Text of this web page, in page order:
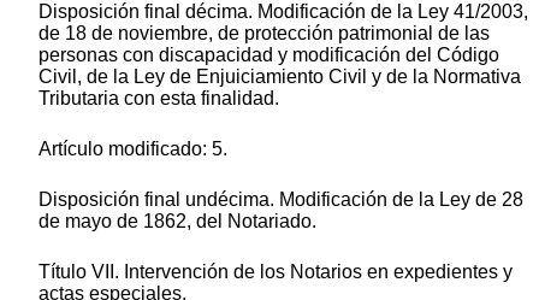
Disposición final décima. Modificación de la Ley 41/2003,
de 18 de noviembre, de protección patrimonial de las
personas con discapacidad y modificación del Código
Civil, de la Ley de Enjuiciamiento Civil y de la Normativa
Tributaria con esta finalidad.
Artículo modificado: 5.
Disposición final undécima. Modificación de la Ley de 28
de mayo de 1862, del Notariado.
Título VII. Intervención de los Notarios en expedientes y
actas especiales.